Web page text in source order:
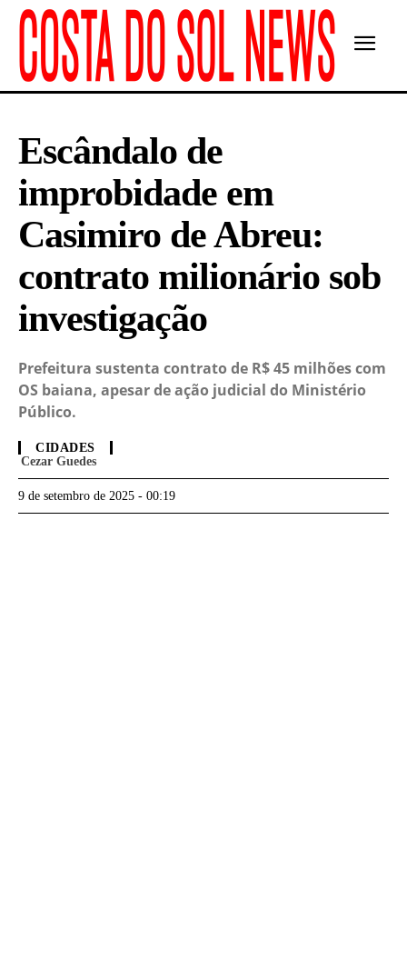
Escândalo de
improbidade em
Casimiro de Abreu:
contrato milionário sob
investigação
Prefeitura sustenta contrato de R$ 45 milhões com
OS baiana, apesar de ação judicial do Ministério
Público.
CIDADES
Cezar Guedes
9 de setembro de 2025 - 00:19